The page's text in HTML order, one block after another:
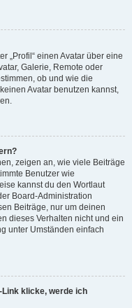
„Profil“ einen Avatar über eine
Galerie, Remote oder
ob und wie die
Avatar benutzen kannst,
zeigen an, wie viele Beiträge
Benutzer wie
kannst du den Wortlaut
Board-Administration
Beiträge, nur um deinen
dieses Verhalten nicht und ein
unter Umständen einfach
Link klicke, werde ich